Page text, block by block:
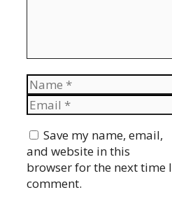
Name
Email
Save my name, email,
and website in this
browser for the next time I
comment.